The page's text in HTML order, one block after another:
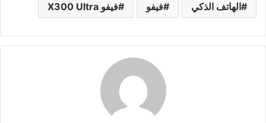
الهاتف الذكي فيفو فيفو X300 Ultra